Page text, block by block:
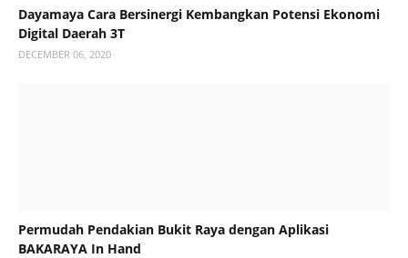
Dayamaya Cara Bersinergi Kembangkan Potensi Ekonomi
Digital Daerah 3T
DECEMBER 06, 2020
Permudah Pendakian Bukit Raya dengan Aplikasi
BAKARAYA In Hand